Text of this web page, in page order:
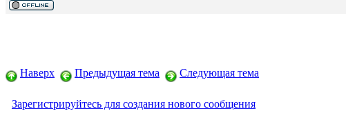
Наверх Предыдущая тема Следующая тема
Зарегистрируйтесь для создания нового сообщения